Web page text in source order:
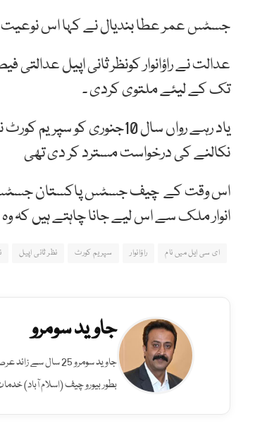
جسٹس عمر عطا بندیال نے کہا اس
عدالت نے راؤانوار کونظر ثانی اپیل
تک کے لیئے ملتوی کردی ۔
یاد رہے رواں سال 10جنوری
نکالنے کی درخواست مسترد کر دی تھی
اس وقت کے چیف جسٹس پاکستان جسٹس
انوار ملک سے اس لیے جانا چاہتے ہیں کہ
ای سی ایل میں نام راؤانوار سپریم کورٹ نظر ثانی اپیل
جاوید سومرو
جاوید سومرو 25
بطور بیورو چیف (اسلام آباد)